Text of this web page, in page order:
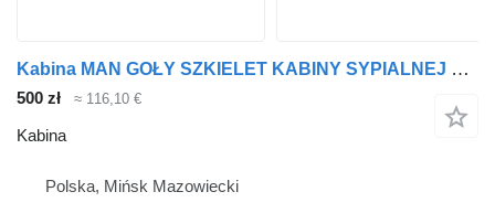
Kabina MAN GOŁY SZKIELET KABINY SYPIALNEJ MAN TGX ANGLIA EURO 6 do ciągnika siodłowego
500 zł ≈ 116,10 €
Kabina
Polska, Mińsk Mazowiecki